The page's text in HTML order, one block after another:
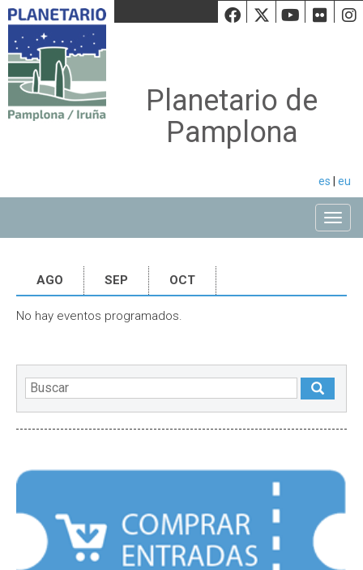
Facebook
Twiiter
Planetario de
Pamplona
es eu
AGO SEP OCT
No hay eventos programados.